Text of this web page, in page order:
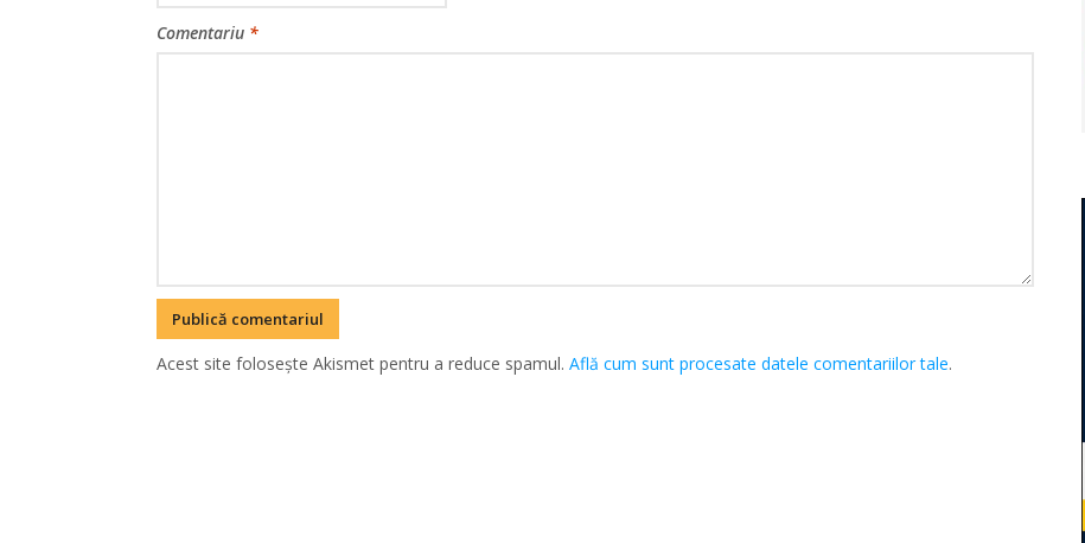
Comentariu *
Acest site folosește Akismet pentru a reduce spamul. Află cum sunt procesate datele comentariilor tale.